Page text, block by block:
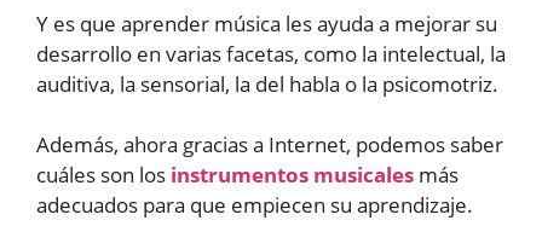
Y es que aprender música les ayuda a mejorar su
desarrollo en varias facetas, como la intelectual, la
auditiva, la sensorial, la del habla o la psicomotriz.
Además, ahora gracias a Internet, podemos saber
cuáles son los instrumentos musicales más
adecuados para que empiecen su aprendizaje.